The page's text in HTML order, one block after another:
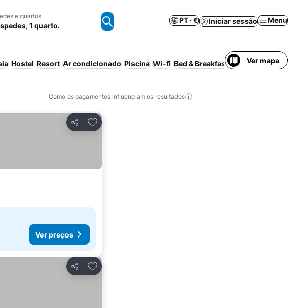
e quartos
1 quarto.
PT · € Iniciar sessão Menu
Hostel Resort Ar condicionado Piscina Wi-fi Bed & Breakfast Casa deVer mapa
Como os pagamentos influenciam os resultados
Partilhar
Adicionar aos favoritos
Ver preços
Partilhar
Adicionar aos favoritos